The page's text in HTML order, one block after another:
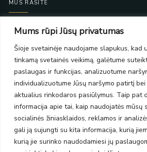
Mums rūpi Jūsų privatumas
Šioje svetainėje naudojame slapukus, kad
tinkamą svetainės veikimą, galėtume
paslaugas ir funkcijas, analizuotume
individualizuotume Jūsų naršymo patirtį bei
aktualius rinkodaros pasiūlymus. Taip pat
informacija apie tai, kaip naudojatės mūsų
socialinės žiniasklaidos, reklamos ir
gali ją sujungti su kita informacija, kurią
kurią jie surinko naudodamiesi jų
MUS RASITE
Taikos pr. 139
PC Molas, Klaipėda
Taikos pr. 141
PC BIG 2, Klaipėda
Šilutės pl. 35
PC Banginis, Klaipėda
NAUJIENLAIŠKIS
Prenumeruokite ir gaukite pasiūlymus,
leidimo kolekcijas.